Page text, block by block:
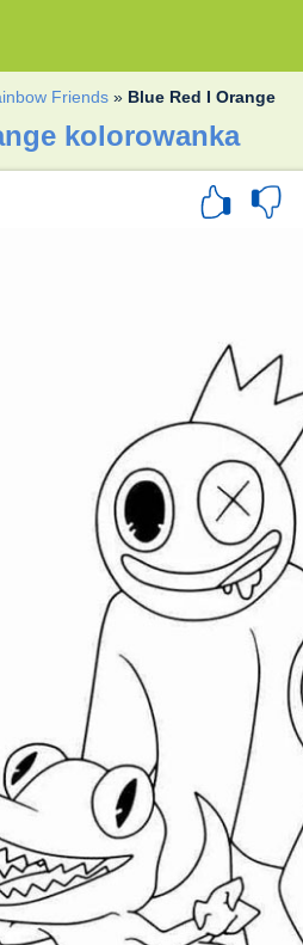
Friends » Blue Red I Orange
kolorowanka